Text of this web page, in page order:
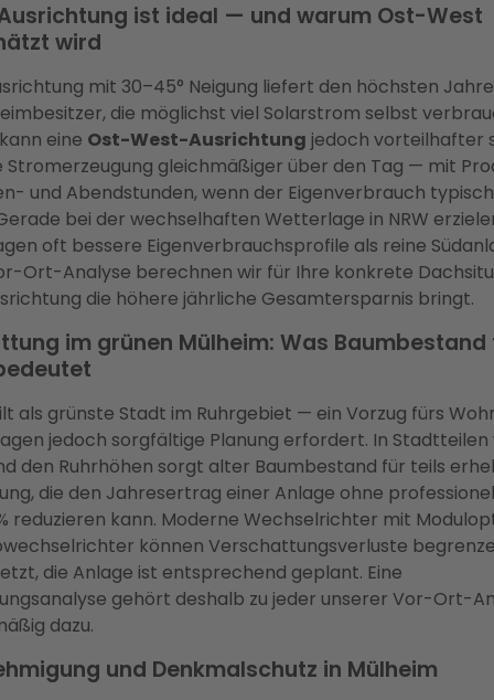
ist ideal — und warum Ost-West
wird
mit 30–45° Neigung liefert den höchsten
die möglichst viel Solarstrom selbst
eine Ost-West-Ausrichtung jedoch vorteilhafter
gleichmäßiger über den Tag — mit
und Abendstunden, wenn der Eigenverbrauch
bei der wechselhaften Wetterlage in NRW
oft bessere Eigenverbrauchsprofile als reine
Ort-Analyse berechnen wir für Ihre konkrete
die höhere jährliche Gesamtersparnis bringt.
im grünen Mülheim: Was Baumbestand
als grünste Stadt im Ruhrgebiet — ein Vorzug fürs
jedoch sorgfältige Planung erfordert. In Stadtteilen
den Ruhrhöhen sorgt alter Baumbestand für teils
die den Jahresertrag einer Anlage ohne
reduzieren kann. Moderne Wechselrichter mit
können Verschattungsverluste
die Anlage ist entsprechend geplant. Eine
gehört deshalb zu jeder unserer Vor-Ort-
dazu.
und Denkmalschutz in Mülheim